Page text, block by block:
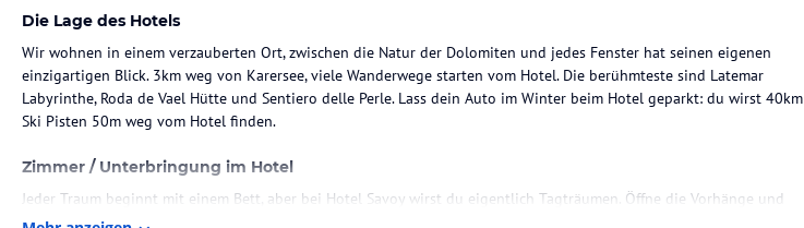
Die Lage des Hotels
Wir wohnen in einem verzauberten Ort, zwischen die Natur der Dolomiten und jedes Fenster hat seinen eigenen
einzigartigen Blick. 3km weg von Karersee, viele Wanderwege starten vom Hotel. Die berühmteste sind Latemar
Labyrinthe, Roda de Vael Hütte und Sentiero delle Perle. Lass dein Auto im Winter beim Hotel geparkt: du wirst 40km
Ski Pisten 50m weg vom Hotel finden.
Zimmer / Unterbringung im Hotel
Jeder Traum beginnt mit einem Bett, aber bei Hotel Savoy wirst du eigentlich Tagträumen. Öffne die Vorhänge und
genieβ die atemberaubende Landschaft. Du kannst das bei Sonnenaufgang oder bei Sonnenuntergang machen, aber